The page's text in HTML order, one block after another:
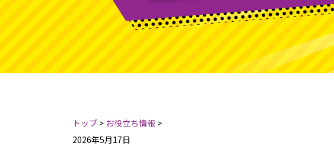
トップ > お役立ち情報 >
2026年5月17日